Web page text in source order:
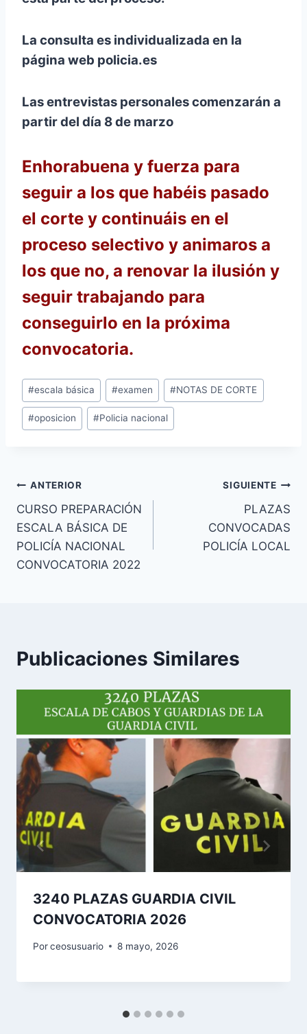
La consulta es individualizada en la
página web policia.es
Las entrevistas personales comenzarán a
partir del día 8 de marzo
Enhorabuena y fuerza para
seguir a los que habéis pasado
el corte y continuáis en el
proceso selectivo y animaros a
los que no, a renovar la ilusión y
seguir trabajando para
conseguirlo en la próxima
convocatoria.
Etiquetas
de
la
#escala básica #examen #NOTAS DE CORTE
#oposicion #Policia nacional
Navegación
de
entradas
ANTERIOR
CURSO PREPARACIÓN
ESCALA BÁSICA DE
POLICÍA NACIONAL
CONVOCATORIA 2022
SIGUIENTE
PLAZAS
CONVOCADAS
POLICÍA LOCAL
Publicaciones Similares
3240 PLAZAS GUARDIA CIVIL
CONVOCATORIA 2026
Porceosusuario 8 mayo, 2026